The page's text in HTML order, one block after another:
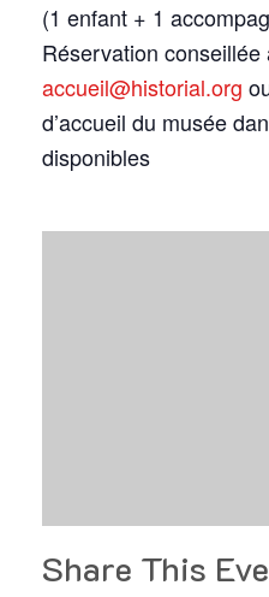
(1 enfant + 1
Réservation
accueil@historial.org
d’accueil du musée
disponibles
Share This